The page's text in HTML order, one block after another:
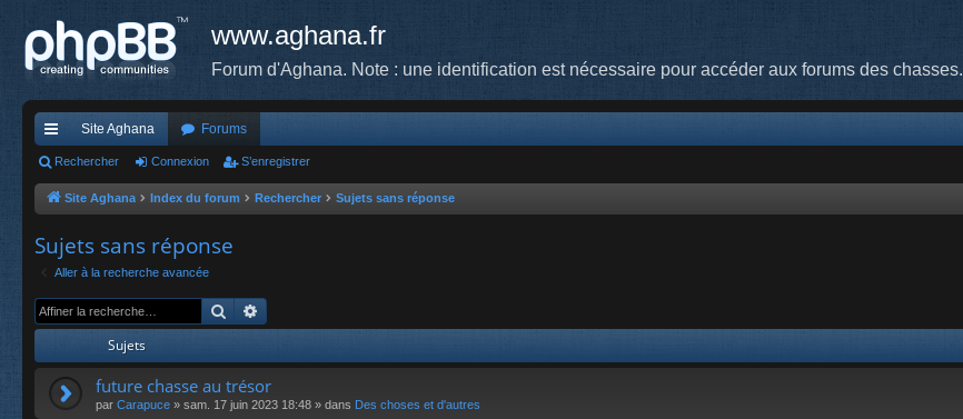
www.aghana.fr
Forum d'Aghana. Note : une identification est nécessaire pour accéder aux forums des chasses.
cc
ès
de
Site Aghana Forums
Rechercher Connexion S’enregistrer
Site Aghana Index du forum Rechercher Sujets sans réponse
Sujets sans réponse
Aller à la recherche avancée
Rechercher
Sujets
future chasse au trésor
par Carapuce » sam. 17 juin 2023 18:48 » dans Des choses et d'autres